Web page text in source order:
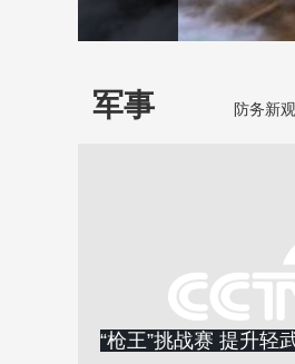
温26摄氏度，是避暑休闲佳地。
军事 防务新
“枪王”挑战赛 提升轻